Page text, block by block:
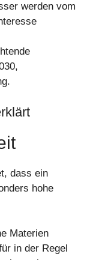
werden vom
dass ein
hohe
Materien
in der Regel